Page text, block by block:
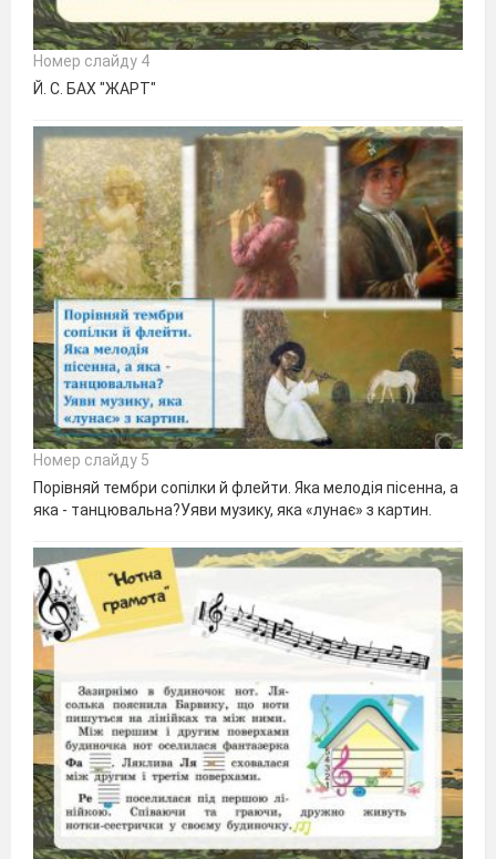
Номер слайду 4
Й. С. БАХ "ЖАРТ"
Номер слайду 5
Порівняй тембри сопілки й флейти. Яка мелодія пісенна, а
яка - танцювальна?Уяви музику, яка «лунає» з картин.